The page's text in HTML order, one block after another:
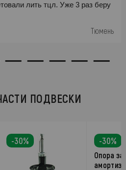
лить тцл. Уже 3 раз беру
Тюмень
ПОДВЕСКИ
-30% -30%
Опора